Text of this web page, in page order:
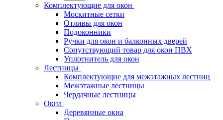
Комплектующие для окон
Москитные сетки
Отливы для окон
Подоконники
Ручки для окон и балконных дверей
Сопутствующий товар для окон ПВХ
Уплотнитель для окон
Лестницы
Комплектующие для межэтажных лестниц
Межэтажные лестницы
Чердачные лестницы
Окна
Деревянные окна